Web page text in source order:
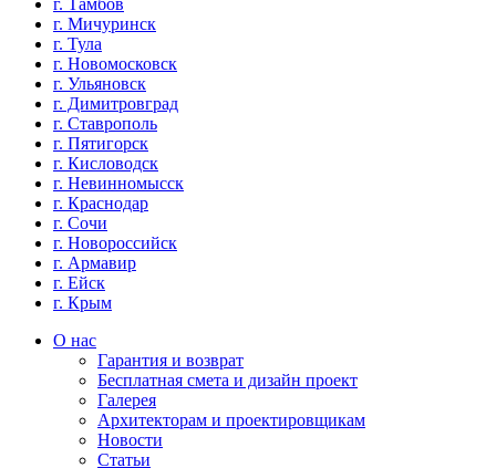
г. Тамбов
г. Мичуринск
г. Тула
г. Новомосковск
г. Ульяновск
г. Димитровград
г. Ставрополь
г. Пятигорск
г. Кисловодск
г. Невинномысск
г. Краснодар
г. Сочи
г. Новороссийск
г. Армавир
г. Ейск
г. Крым
О нас
Гарантия и возврат
Бесплатная смета и дизайн проект
Галерея
Архитекторам и проектировщикам
Новости
Статьи